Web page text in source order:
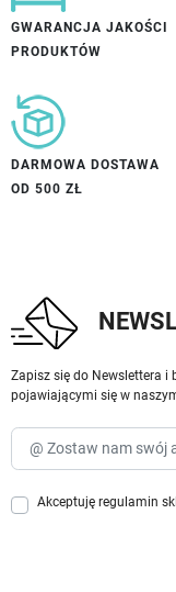
GWARANCJA JAKOŚCI
PRODUKTÓW
DARMOWA DOSTAWA
OD 500 ZŁ
Zapisz się do Newslettera
pojawiającymi się w
Akceptuję regulamin